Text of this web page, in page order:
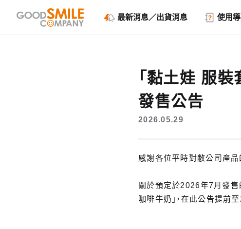
最新消息／出貨消息 使用
「黏土娃 服
發售公告
2026.05.29
感謝各位平時對敝公司產品
關於預定於2026年7月發
咖啡牛奶」，在此公告提前